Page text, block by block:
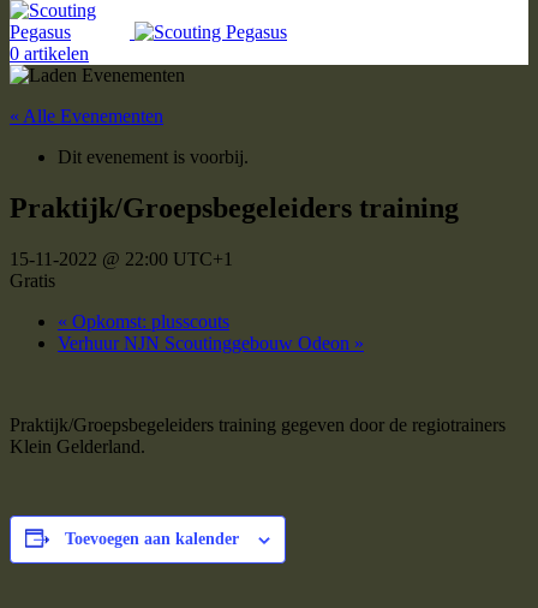
0 artikelen
« Alle Evenementen
Dit evenement is voorbij.
Praktijk/Groepsbegeleiders training
15-11-2022 @ 22:00 UTC+1
Gratis
« Opkomst: plusscouts
Verhuur NJN Scoutinggebouw Odeon »
Praktijk/Groepsbegeleiders training gegeven door de regiotrainers
Klein Gelderland.
Toevoegen aan kalender